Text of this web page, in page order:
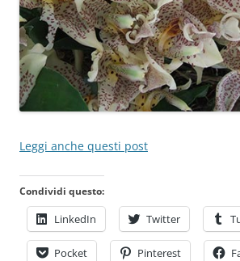
Leggi anche questi post
Condividi questo:
LinkedIn Twitter
Pocket Pinterest